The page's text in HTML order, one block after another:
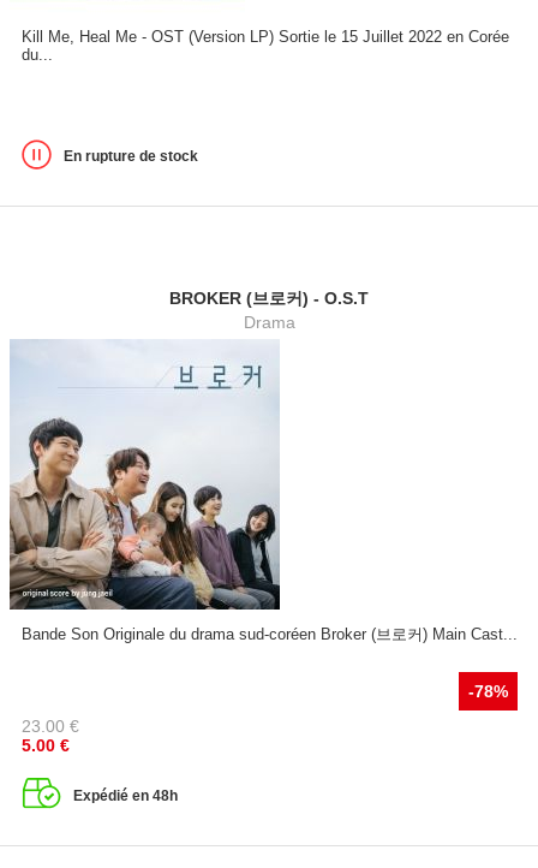
Kill Me, Heal Me - OST (Version LP) Sortie le 15 Juillet 2022 en Corée
du...
En rupture de stock
BROKER (브로커) - O.S.T
Drama
Bande Son Originale du drama sud-coréen Broker (브로커) Main Cast...
-78%
23.00 €
5.00 €
Expédié en 48h